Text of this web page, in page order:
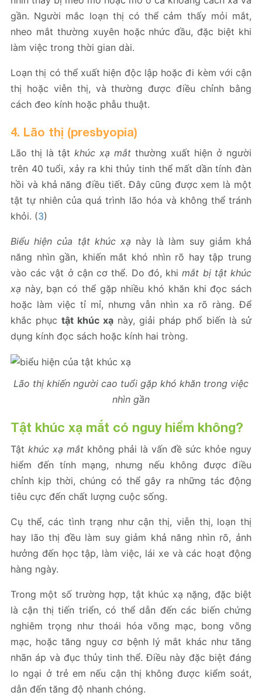
gần. Người mắc loạn thị có thể cảm thấy mỏi mắt,
nheo mắt thường xuyên hoặc nhức đầu, đặc biệt khi
làm việc trong thời gian dài.
Loạn thị có thể xuất hiện độc lập hoặc đi kèm với cận
thị hoặc viễn thị, và thường được điều chỉnh bằng
cách đeo kính hoặc phẫu thuật.
4. Lão thị (presbyopia)
Lão thị là tật khúc xạ mắt thường xuất hiện ở người
trên 40 tuổi, xảy ra khi thủy tinh thể mất dần tính đàn
hồi và khả năng điều tiết. Đây cũng được xem là một
tật tự nhiên của quá trình lão hóa và không thể tránh
khỏi. (3)
Biểu hiện của tật khúc xạ này là làm suy giảm khả
năng nhìn gần, khiến mắt khó nhìn rõ hay tập trung
vào các vật ở cận cơ thể. Do đó, khimắt bị tật khúc
xạ này, bạn có thể gặp nhiều khó khăn khi đọc sách
hoặc làm việc tỉ mỉ, nhưng vẫn nhìn xa rõ ràng. Để
khắc phục tật khúc xạ này, giải pháp phổ biến là sử
dụng kính đọc sách hoặc kính hai tròng.
Lão thị khiến người cao tuổi gặp khó khăn trong việc
nhìn gần
Tật khúc xạ mắt có nguy hiểm không?
Tật khúc xạ mắt không phải là vấn đề sức khỏe nguy
hiểm đến tính mạng, nhưng nếu không được điều
chỉnh kịp thời, chúng có thể gây ra những tác động
tiêu cực đến chất lượng cuộc sống.
Cụ thể, các tình trạng như cận thị, viễn thị, loạn thị
hay lão thị đều làm suy giảm khả năng nhìn rõ, ảnh
hưởng đến học tập, làm việc, lái xe và các hoạt động
hàng ngày.
Trong một số trường hợp, tật khúc xạ nặng, đặc biệt
là cận thị tiến triển, có thể dẫn đến các biến chứng
nghiêm trọng như thoái hóa võng mạc, bong võng
mạc, hoặc tăng nguy cơ bệnh lý mắt khác như tăng
nhãn áp và đục thủy tinh thể. Điều này đặc biệt đáng
lo ngại ở trẻ em nếu cận thị không được kiểm soát,
dẫn đến tăng độ nhanh chóng.